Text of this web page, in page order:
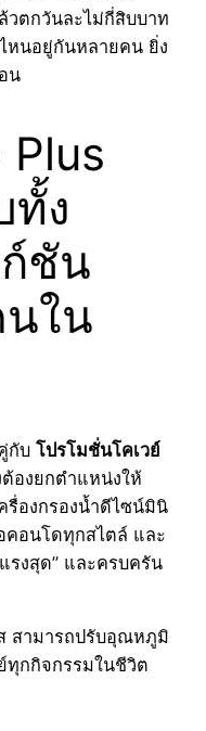
วตกวันละไม่กี่สิบบาท
หนอยู่กันหลายคน ยิ่ง
น
ทั้ง
ชัน
ใน
กับ โปรโมชั่นโคเวย์
องยกตำแหน่งให้
รื่องกรองน้ำดีไซน์มินิ
คอนโดทุกสไตล์ และ
งสุด” และครบครัน
สามารถปรับอุณหภูมิ
กกิจกรรมในชีวิต